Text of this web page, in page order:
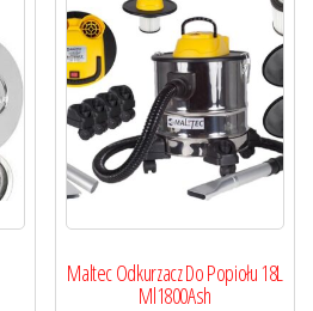
Maltec Odkurzacz Do Popiołu 18L
Ml1800Ash